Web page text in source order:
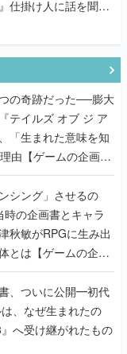
の奇跡だった──膨大
テイルズ オブ ジ ア
由【ゲームの企画
シング」させるの
の企画書とキャラ
秋敏がRPGに生み出
とは【ゲームの企画
、ついに公開━初代
、なぜ生まれたの
へ受け継がれたもの
ザイナー・上田文人
のか？ ヨコオタロ